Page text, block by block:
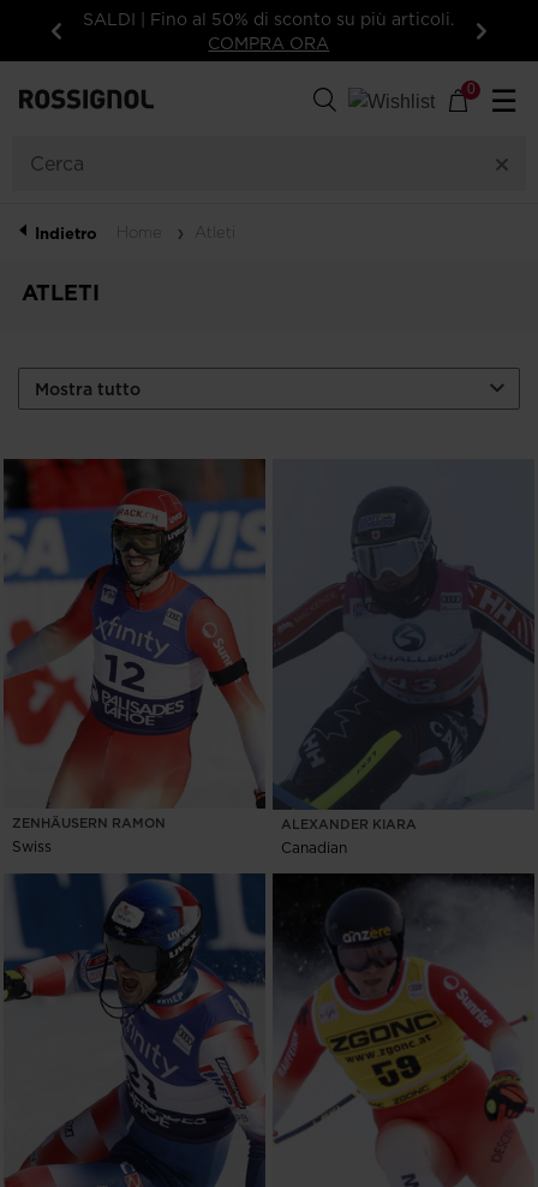
Indietro
15% di sconto sul tuo primo ordine: iscriviti
alla newsletter!
Avanti
0 ☰
Indietro Home Atleti
ATLETI
ZENHÄUSERN RAMON
Swiss
ALEXANDER KIARA
Canadian